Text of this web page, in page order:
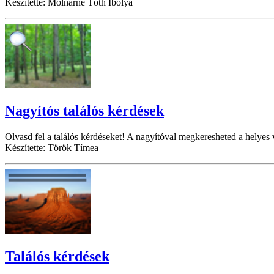
Készítette: Molnárné Tóth Ibolya
Nagyítós találós kérdések
Olvasd fel a találós kérdéseket! A nagyítóval megkeresheted a helyes
Készítette: Török Tímea
Találós kérdések